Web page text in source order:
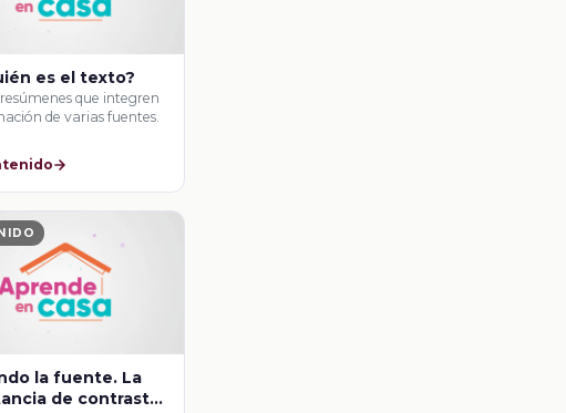
es el texto?
que integren
de varias fuentes.
la fuente. La
de contrastar